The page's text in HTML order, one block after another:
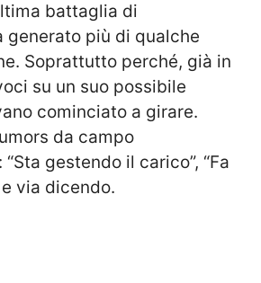
battaglia di
generato più di qualche
Soprattutto perché, già in
su un suo possibile
cominciato a girare.
da campo
“Sta gestendo il carico”, “Fa
via dicendo.